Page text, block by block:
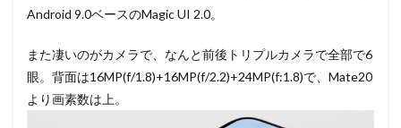
Android 9.0ベースのMagic UI 2.0。
また凄いのがカメラで、なんと前後トリプルカメラで全部で6
眼。背面は16MP(f/1.8)+16MP(f/2.2)+24MP(f:1.8)で、Mate20
より画素数は上。